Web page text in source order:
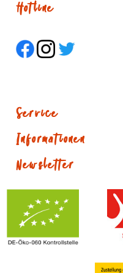
Hotline
Service
Informationen
Newsletter